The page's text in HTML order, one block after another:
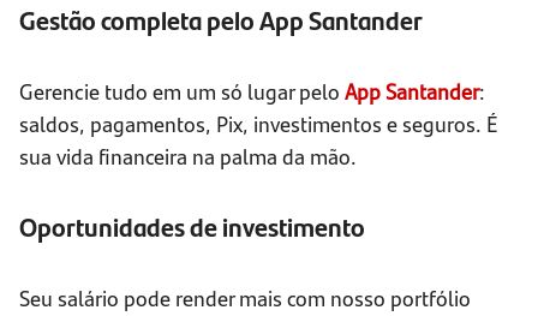
Gestão completa pelo App Santander
Gerencie tudo em um só lugar pelo App Santander:
saldos, pagamentos, Pix, investimentos e seguros. É
sua vida financeira na palma da mão.
Oportunidades de investimento
Seu salário pode render mais com nosso portfólio